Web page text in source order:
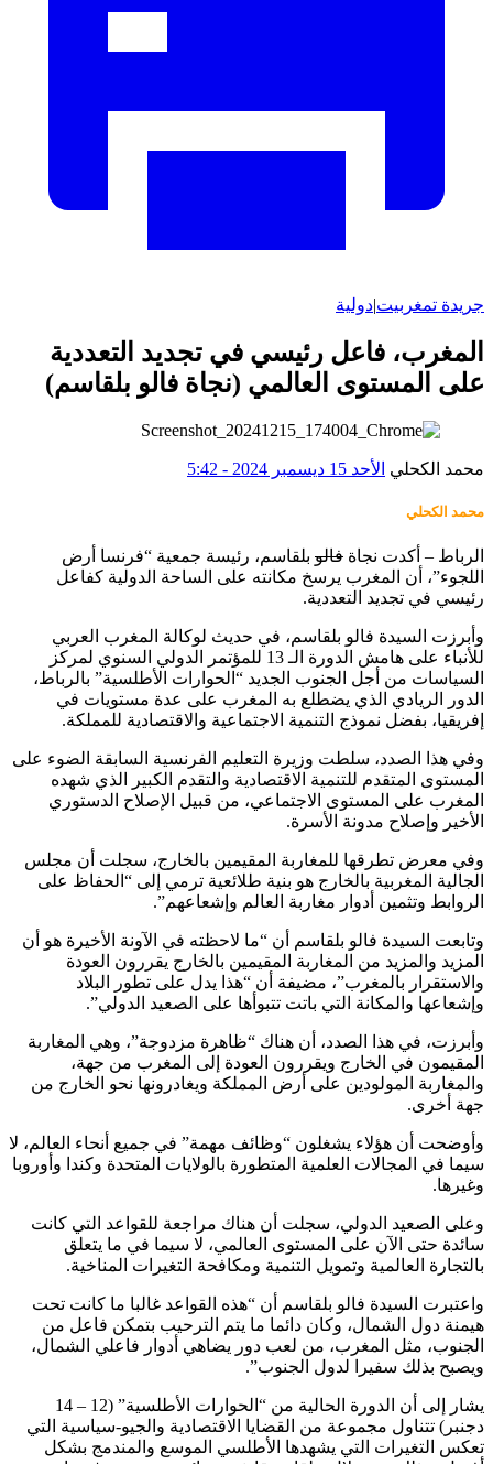
جريدة تمغربيت|دولية
المغرب، فاعل رئيسي في تجديد التعددية
على المستوى العالمي (نجاة فالو بلقاسم)
محمد الكحلي الأحد 15 ديسمبر 2024 - 5:42
محمد الكحلي
الرباط – أكدت نجاة فالو بلقاسم، رئيسة جمعية “فرنسا أرض
اللجوء”، أن المغرب يرسخ مكانته على الساحة الدولية كفاعل
رئيسي في تجديد التعددية.
وأبرزت السيدة فالو بلقاسم، في حديث لوكالة المغرب العربي
للأنباء على هامش الدورة الـ 13 للمؤتمر الدولي السنوي لمركز
السياسات من أجل الجنوب الجديد “الحوارات الأطلسية” بالرباط،
الدور الريادي الذي يضطلع به المغرب على عدة مستويات في
إفريقيا، بفضل نموذج التنمية الاجتماعية والاقتصادية للمملكة.
وفي هذا الصدد، سلطت وزيرة التعليم الفرنسية السابقة الضوء على
المستوى المتقدم للتنمية الاقتصادية والتقدم الكبير الذي شهده
المغرب على المستوى الاجتماعي، من قبيل الإصلاح الدستوري
الأخير وإصلاح مدونة الأسرة.
وفي معرض تطرقها للمغاربة المقيمين بالخارج، سجلت أن مجلس
الجالية المغربية بالخارج هو بنية طلائعية ترمي إلى “الحفاظ على
الروابط وتثمين أدوار مغاربة العالم وإشعاعهم”.
وتابعت السيدة فالو بلقاسم أن “ما لاحظته في الآونة الأخيرة هو أن
المزيد والمزيد من المغاربة المقيمين بالخارج يقررون العودة
والاستقرار بالمغرب”، مضيفة أن “هذا يدل على تطور البلاد
وإشعاعها والمكانة التي باتت تتبوأها على الصعيد الدولي”.
وأبرزت، في هذا الصدد، أن هناك “ظاهرة مزدوجة”، وهي المغاربة
المقيمون في الخارج ويقررون العودة إلى المغرب من جهة،
والمغاربة المولودين على أرض المملكة ويغادرونها نحو الخارج من
جهة أخرى.
وأوضحت أن هؤلاء يشغلون “وظائف مهمة” في جميع أنحاء العالم، لا
سيما في المجالات العلمية المتطورة بالولايات المتحدة وكندا وأوروبا
وغيرها.
وعلى الصعيد الدولي، سجلت أن هناك مراجعة للقواعد التي كانت
سائدة حتى الآن على المستوى العالمي، لا سيما في ما يتعلق
بالتجارة العالمية وتمويل التنمية ومكافحة التغيرات المناخية.
واعتبرت السيدة فالو بلقاسم أن “هذه القواعد غالبا ما كانت تحت
هيمنة دول الشمال، وكان دائما ما يتم الترحيب بتمكن فاعل من
الجنوب، مثل المغرب، من لعب دور يضاهي أدوار فاعلي الشمال،
ويصبح بذلك سفيرا لدول الجنوب”.
يشار إلى أن الدورة الحالية من “الحوارات الأطلسية” (12 – 14
دجنبر) تتناول مجموعة من القضايا الاقتصادية والجيو-سياسية التي
تعكس التغيرات التي يشهدها الأطلسي الموسع والمندمج بشكل